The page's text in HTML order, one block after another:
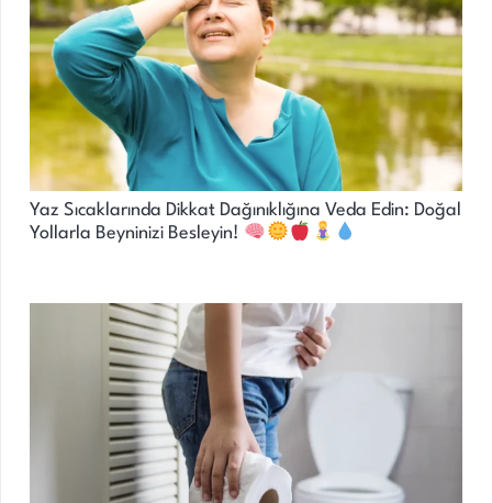
Yaz Sıcaklarında Dikkat Dağınıklığına Veda Edin: Doğal
Yollarla Beyninizi Besleyin!